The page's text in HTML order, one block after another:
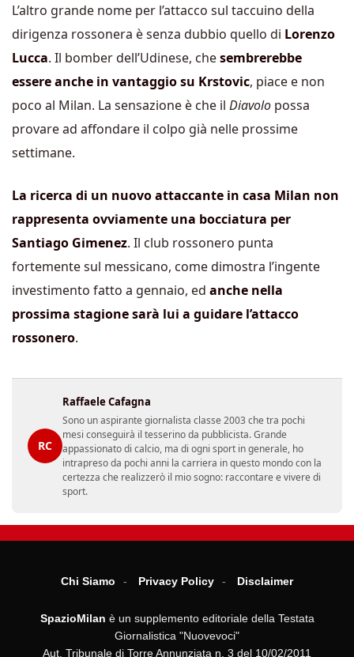
L’altro grande nome per l’attacco sul taccuino della
dirigenza rossonera è senza dubbio quello di Lorenzo
Lucca. Il bomber dell’Udinese, chesembrerebbe
essere anche in vantaggio su Krstovic, piace e non
poco al Milan. La sensazione è che il Diavolo possa
provare ad affondare il colpo già nelle prossime
settimane.
La ricerca di un nuovo attaccante in casa Milan non
rappresenta ovviamente una bocciatura per
Santiago Gimenez. Il club rossonero punta
fortemente sul messicano, come dimostra l’ingente
investimento fatto a gennaio, ed anche nella
prossima stagione sarà lui a guidare l’attacco
rossonero.
RC
Raffaele Cafagna
Sono un aspirante giornalista classe 2003 che tra pochi
mesi conseguirà il tesserino da pubblicista. Grande
appassionato di calcio, ma di ogni sport in generale, ho
intrapreso da pochi anni la carriera in questo mondo con la
certezza che realizzerò il mio sogno: raccontare e vivere di
sport.
Chi Siamo Privacy Policy Disclaimer
SpazioMilan è un supplemento editoriale della Testata
Giornalistica "Nuovevoci"
Aut. Tribunale di Torre Annunziata n. 3 del 10/02/2011